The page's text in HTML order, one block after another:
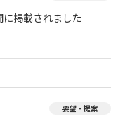
掲載されました
要望・提案